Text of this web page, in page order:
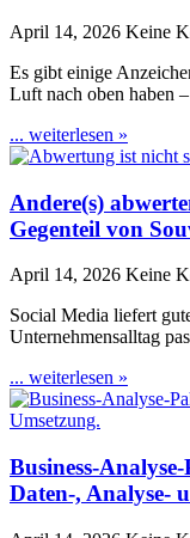
April 14, 2026 Keine
Es gibt einige
Luft nach oben haben
... weiterlesen »
Andere(s)
Gegenteil von
April 14, 2026 Keine
Social Media liefert
Unternehmensalltag
... weiterlesen »
Business-
Daten-, Analyse-